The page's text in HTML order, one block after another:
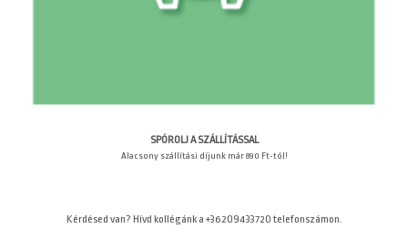
SPÓROLJ A SZÁLLÍTÁSSAL
Alacsony szállítási díjunk már 890 Ft-tól!
Kérdésed van? Hívd kollégánk a +36209433720 telefonszámon.